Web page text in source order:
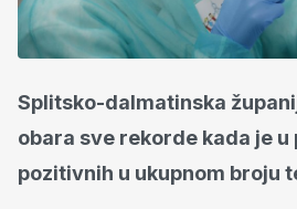
Splitsko-dalmatinska
obara sve rekorde kada je u
pozitivnih u ukupnom broju